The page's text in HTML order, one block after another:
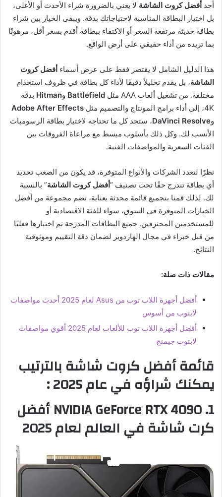
أحد أفضل كروت الشاشة لا يعني بالضرورة شراء الأحدث أو الأغلى،
بل اختيار البطاقة المناسبة لاحتياجاتك بدقة. ويبقى الخيار بين شراء
بطاقة حديثة مرتفعة السعر أو الاكتفاء ببطاقة أقدم بسعر أقل، مرهونًا
بما تريده من أداء حقيقي على أرض الواقع.
هذا الدليل الشامل لا يقتصر فقط على عرض أسماء أفضل كروت
الشاشة، بل يقدم تحليلاً دقيقًا لأداء كل بطاقة في ظروف استخدام
مختلفة. من تشغيل ألعاب AAA مثل
Battlefield وHitman بدقة
4K، إلى أداء برامج المونتاج والتصميم مثل
Adobe After Effects
وDaVinci Resolve، ستجد كل ما تحتاجه لاختيار بطاقة الرسوميات
الأنسب لك. وكل ذلك بأسلوب مبسط مع مراعاة الفروقات بين
الفئات السعرية والمواصفات الفنية.
نظرًا لتعدد الشركات والأنواع المتوفرة، قد يكون من الصعب تحديد
أي بطاقة تندرج حقًا تحت تصنيف “أفضل كروت الشاشة” بالنسبة
لك. لذلك قمنا بتجميع قائمة محدثة بعناية، تضم مجموعة من أفضل
الخيارات المتوفرة في السوق، سواء للفئة الاقتصادية أو
للمستخدمين المحترفين. جميع البطاقات المدرجة تم اختبارها فعليًا
من قبل خبراء في مجال الهاردوير لضمان دقة التقييم وموثوقية
النتائج.
مقالات ذات صلة:
أفضل أجهزة اللاب توب من Asus لعام 2025 أحدث مواصفات
لابتوب من أسوس
أفضل أجهزة اللاب توب للألعاب لعام 2025 أقوي مواصفات
لابتوب جيمنج
قائمة أفضل كروت شاشة بالترتيب
يمكنك شراؤه في عام 2025 :
1.
NVIDIA GeForce RTX 4090 أفضل
كرت شاشة في العالم لعام 2025